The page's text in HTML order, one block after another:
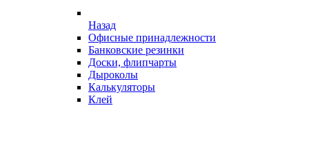
Назад
Офисные принадлежности
Банковские резинки
Доски, флипчарты
Дыроколы
Калькуляторы
Клей